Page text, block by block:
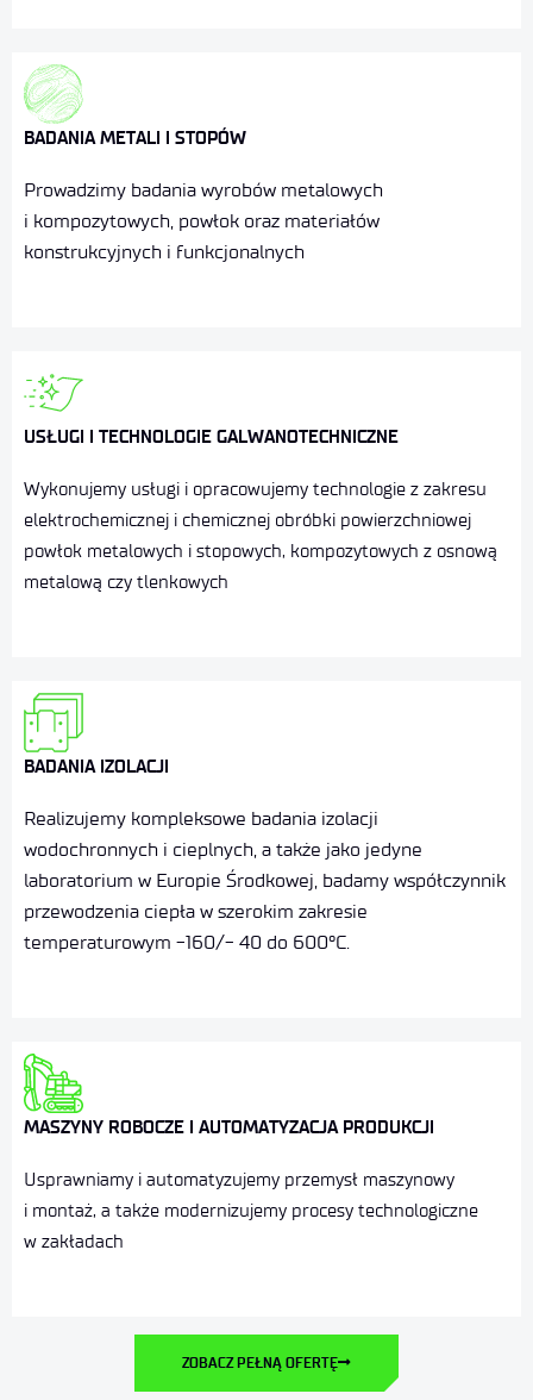
BADANIA METALI I STOPÓW
Prowadzimy badania wyrobów metalowych
i kompozytowych, powłok oraz materiałów
konstrukcyjnych i funkcjonalnych
USŁUGI I TECHNOLOGIE GALWANOTECHNICZNE
Wykonujemy usługi i opracowujemy technologie z zakresu
elektrochemicznej i chemicznej obróbki powierzchniowej
powłok metalowych i stopowych, kompozytowych z osnową
metalową czy tlenkowych
BADANIA IZOLACJI
Realizujemy kompleksowe badania izolacji
wodochronnych i cieplnych, a także jako jedyne
laboratorium w Europie Środkowej, badamy współczynnik
przewodzenia ciepła w szerokim zakresie
temperaturowym -160/- 40 do 600°C.
MASZYNY ROBOCZE I AUTOMATYZACJA PRODUKCJI
Usprawniamy i automatyzujemy przemysł maszynowy
i montaż, a także modernizujemy procesy technologiczne
w zakładach
ZOBACZ PEŁNĄ OFERTĘ